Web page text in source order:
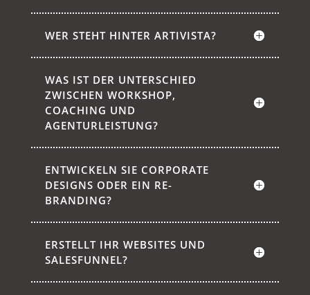
WER STEHT HINTER ARTIVISTA?
WAS IST DER UNTERSCHIED
ZWISCHEN WORKSHOP,
COACHING UND
AGENTURLEISTUNG?
ENTWICKELN SIE CORPORATE
DESIGNS ODER EIN RE-
BRANDING?
ERSTELLT IHR WEBSITES UND
SALESFUNNEL?